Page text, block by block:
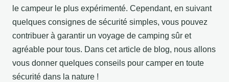
le campeur le plus expérimenté. Cependant, en suivant
quelques consignes de sécurité simples, vous pouvez
contribuer à garantir un voyage de camping sûr et
agréable pour tous. Dans cet article de blog, nous allons
vous donner quelques conseils pour camper en toute
sécurité dans la nature !